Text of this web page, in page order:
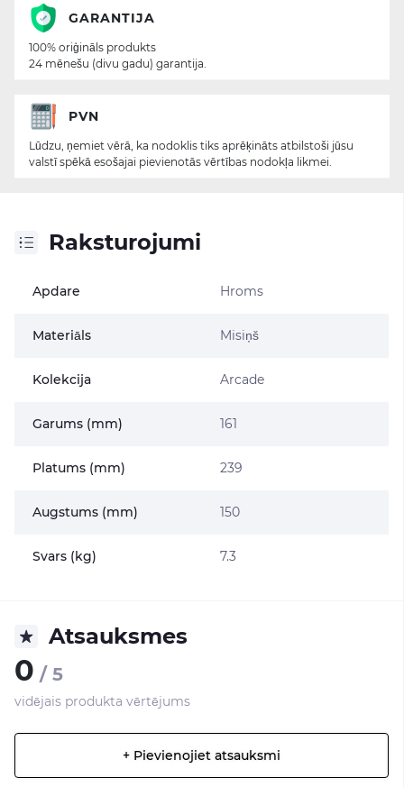
Raksturojumi
Apdare Hroms
Materiāls Misiņš
Kolekcija Arcade
Garums (mm) 161
Platums (mm) 239
Augstums (mm) 150
Svars (kg) 7.3
Atsauksmes
0 / 5
vidējais produkta vērtējums
+ Pievienojiet atsauksmi
GARANTIJA
100% oriģināls produkts
24 mēnešu (divu gadu) garantija.
PVN
Lūdzu, ņemiet vērā, ka nodoklis tiks aprēķināts atbilstoši jūsu
valstī spēkā esošajai pievienotās vērtības nodokļa likmei.